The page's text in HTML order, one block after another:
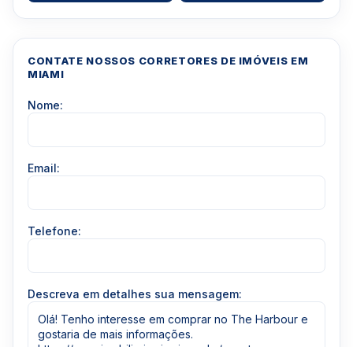
CONTATE NOSSOS CORRETORES DE IMÓVEIS EM
MIAMI
Nome:
Email:
Telefone:
Descreva em detalhes sua mensagem: